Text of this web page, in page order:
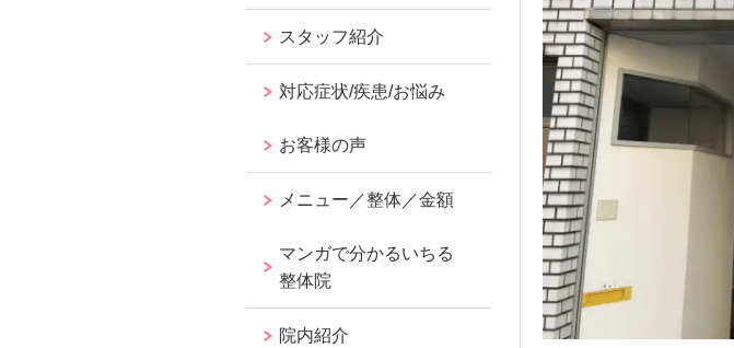
スタッフ紹介
対応症状/疾患/お悩み
お客様の声
メニュー／整体／金額
マンガで分かるいちる
整体院
院内紹介